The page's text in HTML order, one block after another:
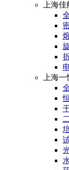
上海佳
上海一